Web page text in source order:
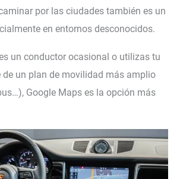
por las ciudades también es un
en entornos desconocidos.
un conductor ocasional o utilizas tu
de un plan de movilidad más amplio
Google Maps es la opción más